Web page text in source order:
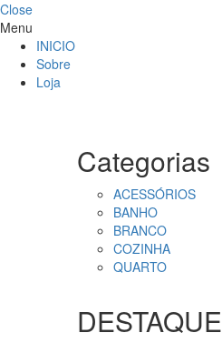
Close
Menu
INICIO
Sobre
Loja
Categorias
ACESSÓRIOS
BANHO
BRANCO
COZINHA
QUARTO
DESTAQUE